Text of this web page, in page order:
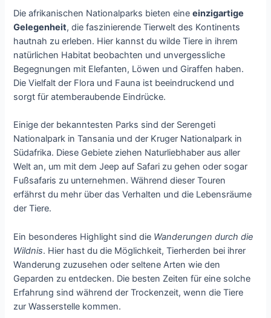
Die afrikanischen Nationalparks bieten eineeinzigartige
Gelegenheit, die faszinierende Tierwelt des Kontinents
hautnah zu erleben. Hier kannst du wilde Tiere in ihrem
natürlichen Habitat beobachten und unvergessliche
Begegnungen mit Elefanten, Löwen und Giraffen haben.
Die Vielfalt der Flora und Fauna ist beeindruckend und
sorgt für atemberaubende Eindrücke.
Einige der bekanntesten Parks sind der Serengeti
Nationalpark in Tansania und der Kruger Nationalpark in
Südafrika. Diese Gebiete ziehen Naturliebhaber aus aller
Welt an, um mit dem Jeep auf Safari zu gehen oder sogar
Fußsafaris zu unternehmen. Während dieser Touren
erfährst du mehr über das Verhalten und die Lebensräume
der Tiere.
Ein besonderes Highlight sind die Wanderungen durch die
Wildnis. Hier hast du die Möglichkeit, Tierherden bei ihrer
Wanderung zuzusehen oder seltene Arten wie den
Geparden zu entdecken. Die besten Zeiten für eine solche
Erfahrung sind während der Trockenzeit, wenn die Tiere
zur Wasserstelle kommen.